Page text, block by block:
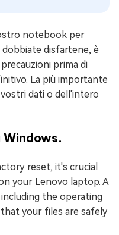
notebook per
disfartene, è
prima di
La più importante
vostri dati o dell'intero
Windows.
reset, it's crucial
your Lenovo laptop. A
the operating
your files are safely